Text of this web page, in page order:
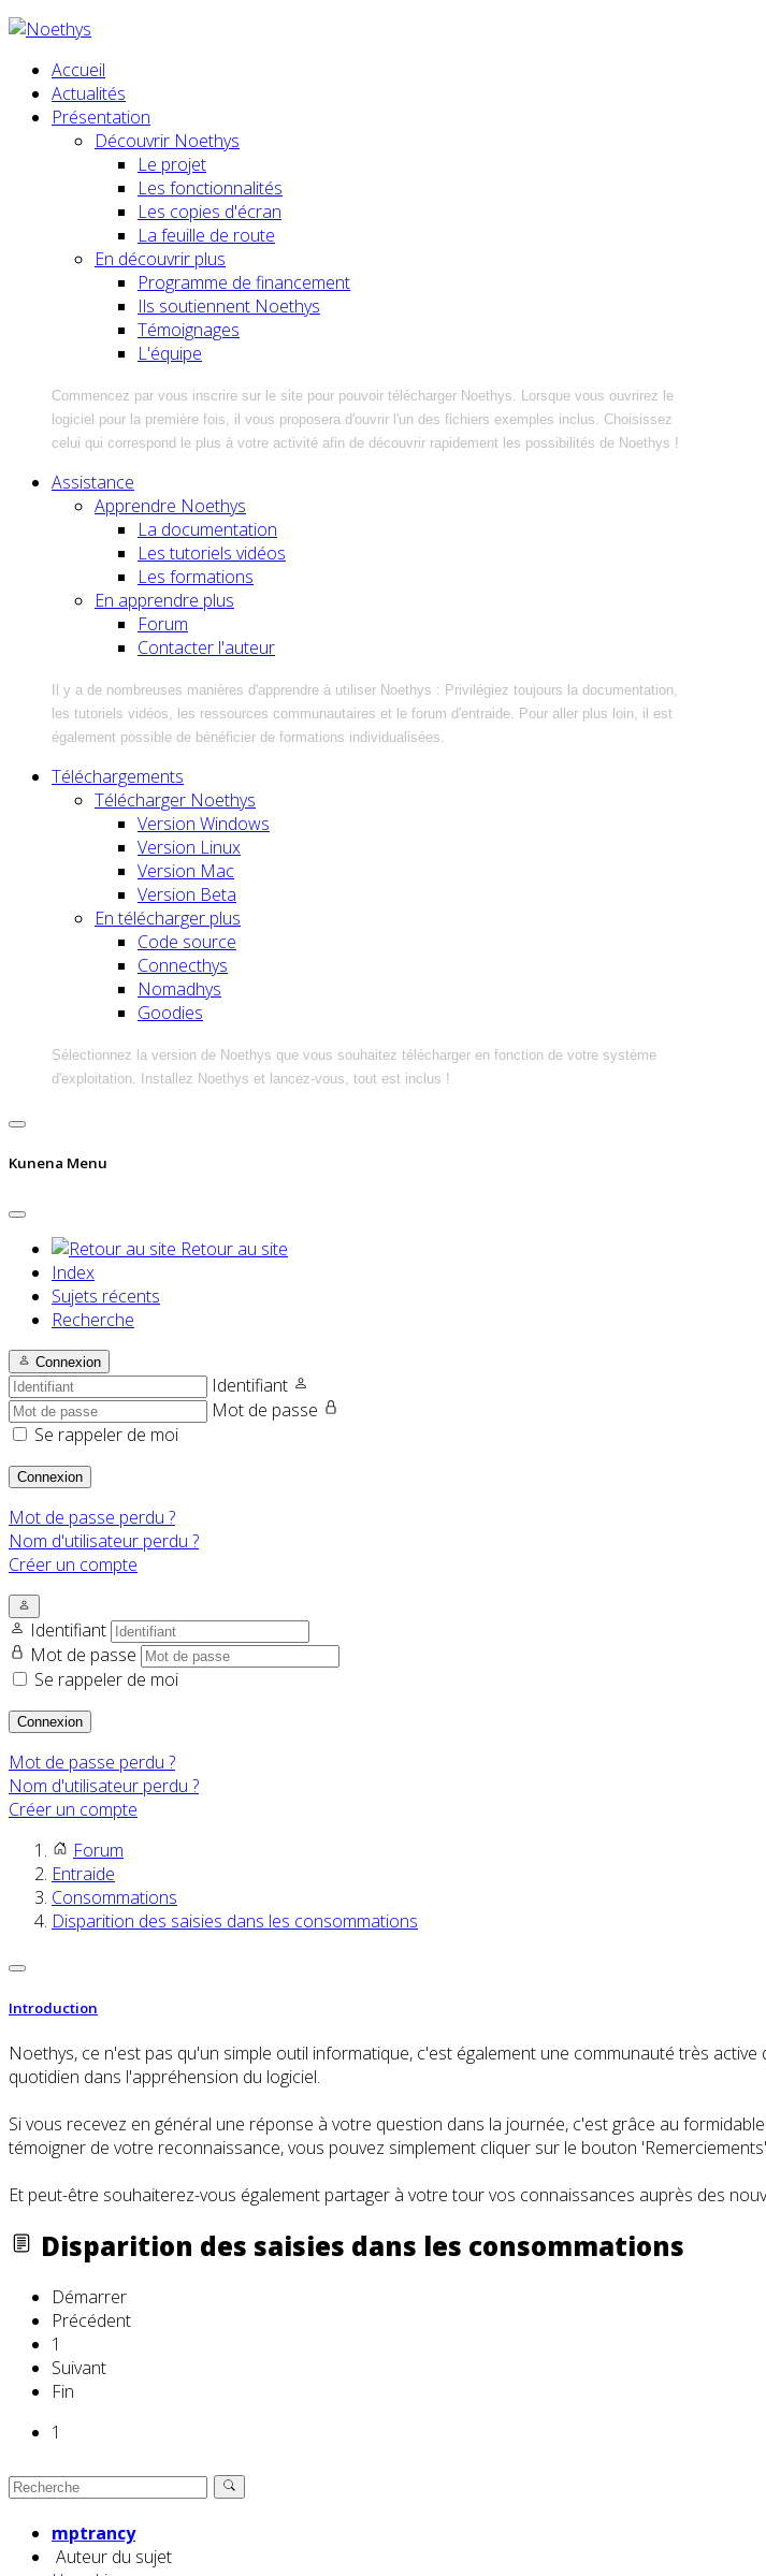
Accueil
Actualités
Présentation
Découvrir Noethys
Le projet
Les fonctionnalités
Les copies d'écran
La feuille de route
En découvrir plus
Programme de financement
Ils soutiennent Noethys
Témoignages
L'équipe
Commencez par vous inscrire sur le site pour pouvoir télécharger Noethys. Lorsque vous ouvrirez le
logiciel pour la première fois, il vous proposera d'ouvrir l'un des fichiers exemples inclus. Choisissez
celui qui correspond le plus à votre activité afin de découvrir rapidement les possibilités de Noethys !
Assistance
Apprendre Noethys
La documentation
Les tutoriels vidéos
Les formations
En apprendre plus
Forum
Contacter l'auteur
Il y a de nombreuses manières d'apprendre à utiliser Noethys : Privilégiez toujours la documentation,
les tutoriels vidéos, les ressources communautaires et le forum d'entraide. Pour aller plus loin, il est
également possible de bénéficier de formations individualisées.
Téléchargements
Télécharger Noethys
Version Windows
Version Linux
Version Mac
Version Beta
En télécharger plus
Code source
Connecthys
Nomadhys
Goodies
Sélectionnez la version de Noethys que vous souhaitez télécharger en fonction de votre système
d'exploitation. Installez Noethys et lancez-vous, tout est inclus !
Kunena Menu
Retour au site
Index
Sujets récents
Recherche
Connexion
Identifiant
Mot de passe
Se rappeler de moi
Connexion
Mot de passe perdu ?
Nom d'utilisateur perdu ?
Créer un compte
Identifiant
Mot de passe
Se rappeler de moi
Connexion
Mot de passe perdu ?
Nom d'utilisateur perdu ?
Créer un compte
Forum
Entraide
Consommations
Disparition des saisies dans les consommations
Introduction
Noethys, ce n'est pas qu'un simple outil informatique, c'est également une communauté très
quotidien dans l'appréhension du logiciel.
Si vous recevez en général une réponse à votre question dans la journée, c'est grâce au
témoigner de votre reconnaissance, vous pouvez simplement cliquer sur le bouton
Et peut-être souhaiterez-vous également partager à votre tour vos connaissances auprès des
Disparition des saisies dans les consommations
Démarrer
Précédent
1
Suivant
Fin
1
mptrancy
Auteur du sujet